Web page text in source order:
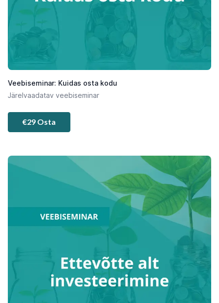
Veebiseminar: Kuidas osta kodu
Järelvaadatav veebiseminar
€29 Osta